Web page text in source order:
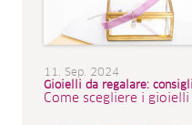
11. Sep. 2024
Gioielli da regalare:
Come scegliere i gioielli